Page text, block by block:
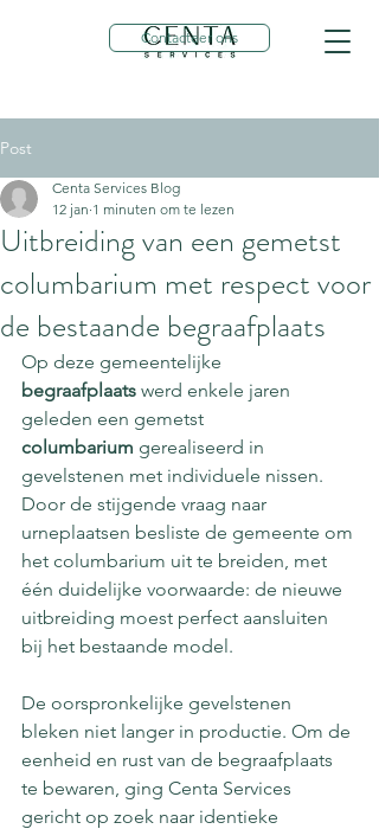
Contacteer ons
Post
Uitbreiding van een gemetst
columbarium met respect voor
de bestaande begraafplaats
Centa Services Blog
12 jan 1 minuten om te lezen
Op deze gemeentelijke
begraafplaats werd enkele jaren
geleden een gemetst
columbarium gerealiseerd in
gevelstenen met individuele nissen.
Door de stijgende vraag naar
urneplaatsen besliste de gemeente om
het columbarium uit te breiden, met
één duidelijke voorwaarde: de nieuwe
uitbreiding moest perfect aansluiten
bij het bestaande model.
De oorspronkelijke gevelstenen
bleken niet langer in productie. Om de
eenheid en rust van de begraafplaats
te bewaren, ging Centa Services
gericht op zoek naar identieke